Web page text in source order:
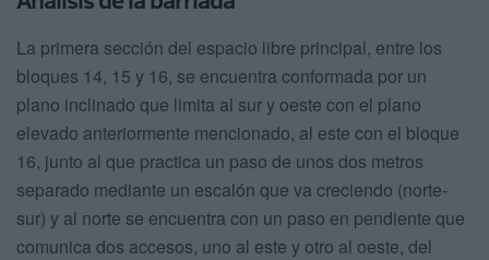
La primera sección del espacio libre principal, entre los
bloques 14, 15 y 16, se encuentra conformada por un
plano inclinado que limita al sur y oeste con el plano
elevado anteriormente mencionado, al este con el bloque
16, junto al que practica un paso de unos dos metros
separado mediante un escalón que va creciendo (norte-
sur) y al norte se encuentra con un paso en pendiente que
comunica dos accesos, uno al este y otro al oeste, del